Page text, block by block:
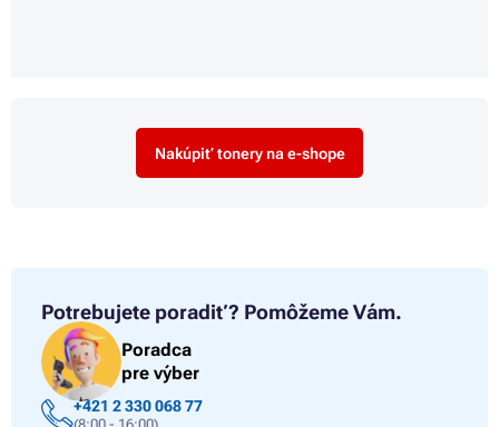
Nakúpiť tonery na e-shope
Potrebujete poradiť? Pomôžeme Vám.
Poradca
pre výber
+421 2 330 068 77